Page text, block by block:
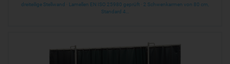
dreiteilige Stellwand · Lamellen EN ISO 25980 geprüft · 2 Schwenkarmen von 80 cm,
Standard 4…